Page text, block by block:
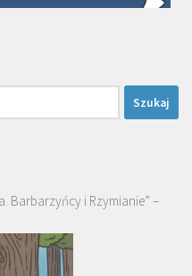
Barbarzyńcy i Rzymianie” –